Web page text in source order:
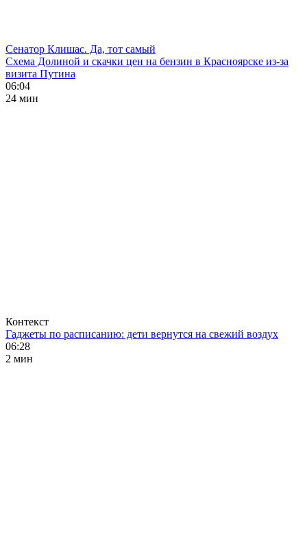
Сенатор Клишас. Да, тот самый
Схема Долиной и скачки цен на бензин в Красноярске из-за
визита Путина
06:04
24 мин
Контекст
Гаджеты по расписанию: дети вернутся на свежий воздух
06:28
2 мин